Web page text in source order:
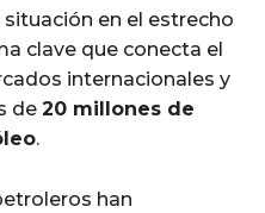
en el estrecho
clave que conecta el
internacionales y
de 20 millones de
.
han